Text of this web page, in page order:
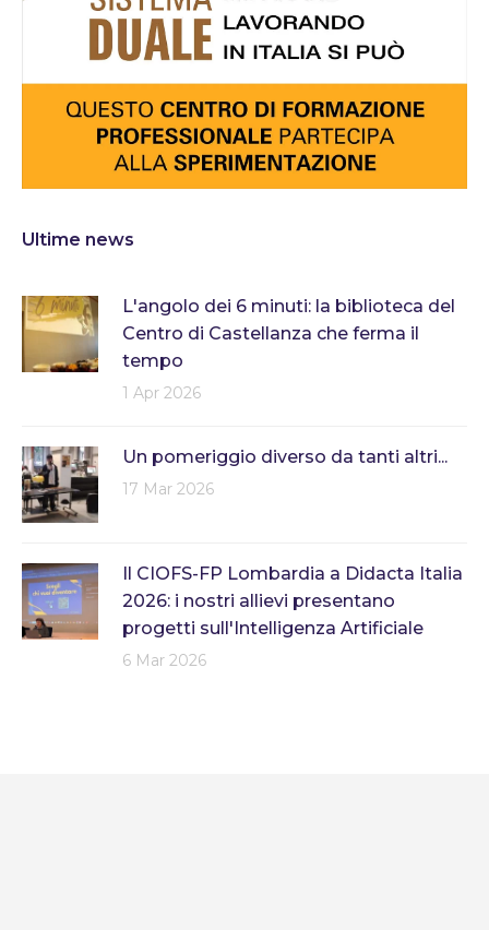
Ultime news
L'angolo dei 6 minuti: la biblioteca del
Centro di Castellanza che ferma il
tempo
1 Apr 2026
Un pomeriggio diverso da tanti altri...
17 Mar 2026
Il CIOFS-FP Lombardia a Didacta Italia
2026: i nostri allievi presentano
progetti sull'Intelligenza Artificiale
6 Mar 2026